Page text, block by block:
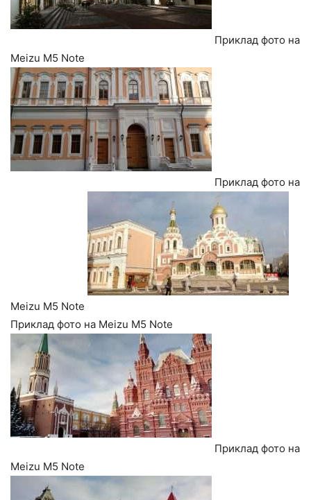
Приклад фото на
Meizu M5 Note
Приклад фото на
Meizu M5 Note
Приклад фото на Meizu M5 Note
Приклад фото на
Meizu M5 Note